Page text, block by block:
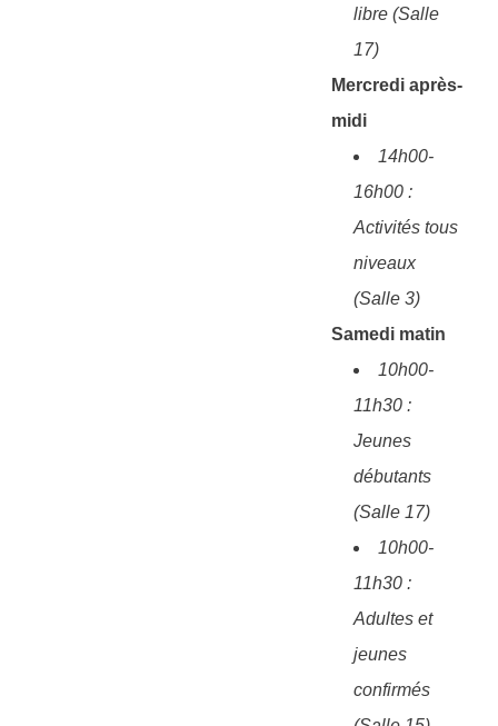
libre (Salle
17)
Mercredi après-
midi
14h00-
16h00 :
Activités tous
niveaux
(Salle 3)
Samedi matin
10h00-
11h30 :
Jeunes
débutants
(Salle 17)
10h00-
11h30 :
Adultes et
jeunes
confirmés